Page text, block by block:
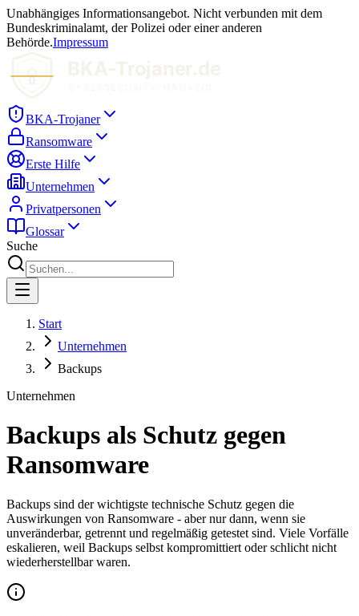
Unabhängiges Informationsangebot. Nicht verbunden mit dem
Bundeskriminalamt, der Polizei oder einer anderen
Behörde.Impressum
BKA-Trojaner
Ransomware
Erste Hilfe
Unternehmen
Privatpersonen
Glossar
Suche
Start
Unternehmen
Backups
Unternehmen
Backups als Schutz gegen
Ransomware
Backups sind der wichtigste technische Schutz gegen die
Auswirkungen von Ransomware - aber nur dann, wenn sie
unveränderbar, getrennt und regelmäßig getestet sind. Viele Vorfälle
eskalieren, weil Backups selbst kompromittiert oder schlicht nicht
wiederherstellbar waren.